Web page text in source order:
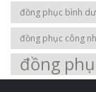
đồng phục bình
đồng phục công
đồng